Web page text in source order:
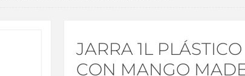
JARRA 1L
CON MANGO